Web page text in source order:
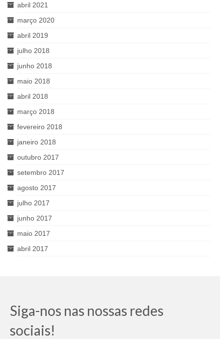
abril 2021
março 2020
abril 2019
julho 2018
junho 2018
maio 2018
abril 2018
março 2018
fevereiro 2018
janeiro 2018
outubro 2017
setembro 2017
agosto 2017
julho 2017
junho 2017
maio 2017
abril 2017
Siga-nos nas nossas redes
sociais!